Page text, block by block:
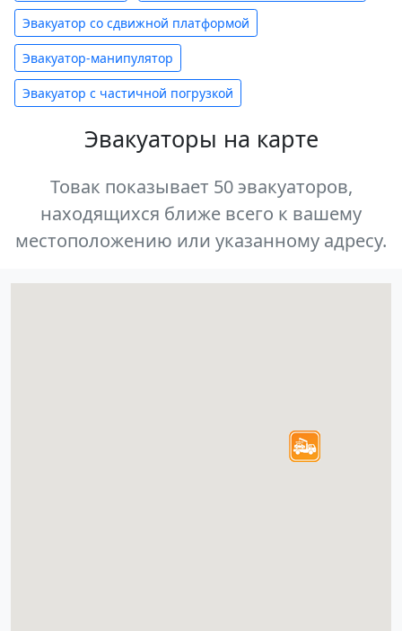
Эвакуатор со сдвижной платформой
Эвакуатор-манипулятор
Эвакуатор с частичной погрузкой
Эвакуаторы на карте
Товак показывает 50 эвакуаторов,
находящихся ближе всего к вашему
местоположению или указанному адресу.